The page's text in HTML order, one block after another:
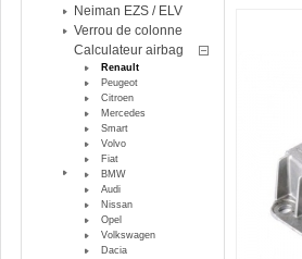
Neiman EZS / ELV
Verrou de colonne
Calculateur airbag
Renault
Peugeot
Citroen
Mercedes
Smart
Volvo
Fiat
BMW
Audi
Nissan
Opel
Volkswagen
Dacia